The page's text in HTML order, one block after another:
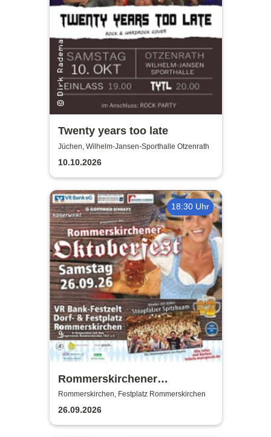
Twenty years too late
Jüchen, Wilhelm-Jansen-Sporthalle Otzenrath
10.10.2026
18:30 Uhr
Rommerskirchener
Oktoberfest - Auf geht´s -
pack mas!
Rommerskirchen, Festplatz Rommerskirchen
26.09.2026